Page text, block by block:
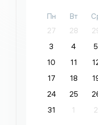
Пн Вт
27
28
3
4 5
10
11
17
18
24
25
31
1 2